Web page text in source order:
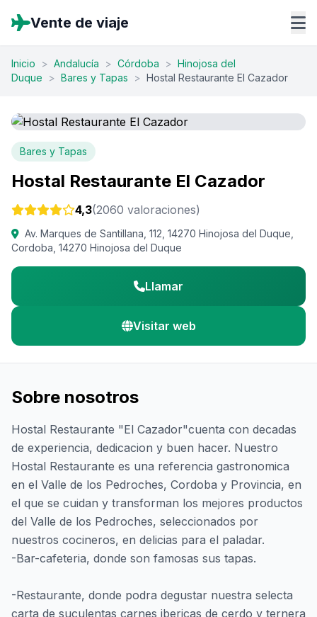
Vente de viaje
Inicio > Andalucía > Córdoba > Hinojosa del
Duque
> Bares y Tapas > Hostal Restaurante El Cazador
Bares y Tapas
Hostal Restaurante El Cazador
4,3(2060 valoraciones)
Av. Marques de Santillana, 112, 14270 Hinojosa del Duque,
Cordoba, 14270 Hinojosa del Duque
Llamar
Visitar web
Sobre nosotros
Hostal Restaurante "El Cazador"cuenta con decadas
de experiencia, dedicacion y buen hacer. Nuestro
Hostal Restaurante es una referencia gastronomica
en el Valle de los Pedroches, Cordoba y Provincia, en
el que se cuidan y transforman los mejores productos
del Valle de los Pedroches, seleccionados por
nuestros cocineros, en delicias para el paladar.
-Bar-cafeteria, donde son famosas sus tapas.
-Restaurante, donde podra degustar nuestra selecta
carta de suculentas carnes ibericas de cerdo y ternera